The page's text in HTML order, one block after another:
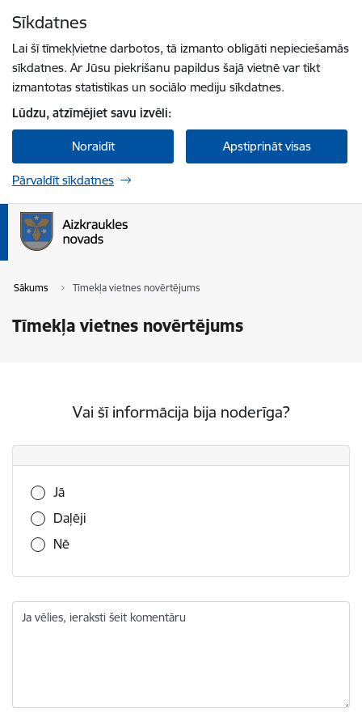
Sīkdatnes
Lai šī tīmekļvietne darbotos, tā izmanto obligāti nepieciešamās
sīkdatnes. Ar Jūsu piekrišanu papildus šajā vietnē var tikt
izmantotas statistikas un sociālo mediju sīkdatnes.
Lūdzu, atzīmējiet savu izvēli:
Noraidīt Apstiprināt visas
Pārvaldīt sīkdatnes
Sākums Tīmekļa vietnes novērtējums
Tīmekļa vietnes novērtējums
Vai šī informācija bija noderīga?
Vai šī informācija bija noderīga?
Jā
Daļēji
Nē
Ja vēlies, ieraksti šeit komentāru